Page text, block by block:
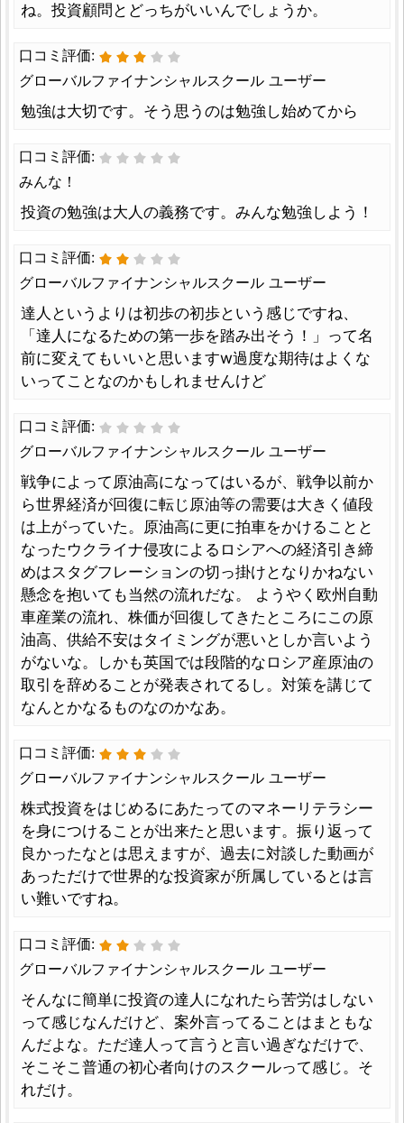
ね。投資顧問とどっちがいいんでしょうか。
口コミ評価:
グローバルファイナンシャルスクール ユーザー
勉強は大切です。そう思うのは勉強し始めてから
口コミ評価:
みんな！
投資の勉強は大人の義務です。みんな勉強しよう！
口コミ評価:
グローバルファイナンシャルスクール ユーザー
達人というよりは初歩の初歩という感じですね、
「達人になるための第一歩を踏み出そう！」って名
前に変えてもいいと思いますw過度な期待はよくな
いってことなのかもしれませんけど
口コミ評価:
グローバルファイナンシャルスクール ユーザー
戦争によって原油高になってはいるが、戦争以前か
ら世界経済が回復に転じ原油等の需要は大きく値段
は上がっていた。原油高に更に拍車をかけることと
なったウクライナ侵攻によるロシアへの経済引き締
めはスタグフレーションの切っ掛けとなりかねない
懸念を抱いても当然の流れだな。 ようやく欧州自動
車産業の流れ、株価が回復してきたところにこの原
油高、供給不安はタイミングが悪いとしか言いよう
がないな。しかも英国では段階的なロシア産原油の
取引を辞めることが発表されてるし。対策を講じて
なんとかなるものなのかなあ。
口コミ評価:
グローバルファイナンシャルスクール ユーザー
株式投資をはじめるにあたってのマネーリテラシー
を身につけることが出来たと思います。振り返って
良かったなとは思えますが、過去に対談した動画が
あっただけで世界的な投資家が所属しているとは言
い難いですね。
口コミ評価:
グローバルファイナンシャルスクール ユーザー
そんなに簡単に投資の達人になれたら苦労はしない
って感じなんだけど、案外言ってることはまともな
んだよな。ただ達人って言うと言い過ぎなだけで、
そこそこ普通の初心者向けのスクールって感じ。そ
れだけ。